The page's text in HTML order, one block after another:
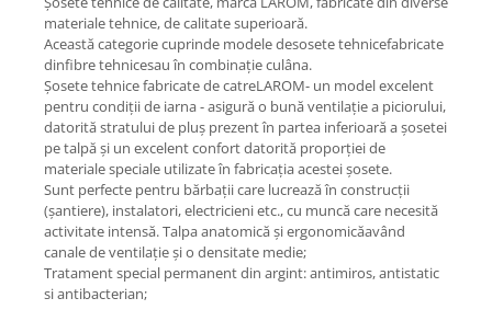
materiale tehnice, de calitate superioară.
Această categorie cuprinde modele desosete tehnicefabricate
dinfibre tehnicesau în combinație culâna.
Șosete tehnice fabricate de catreLAROM- un model excelent
pentru condiții de iarna - asigură o bună ventilație a piciorului,
datorită stratului de pluș prezent în partea inferioară a șosetei
pe talpă și un excelent confort datorită proporției de
materiale speciale utilizate în fabricația acestei șosete.
Sunt perfecte pentru bărbații care lucrează în construcții
(șantiere), instalatori, electricieni etc., cu muncă care necesită
activitate intensă. Talpa anatomică și ergonomicăavând
canale de ventilație și o densitate medie;
Tratament special permanent din argint: antimiros, antistatic
si antibacterian;